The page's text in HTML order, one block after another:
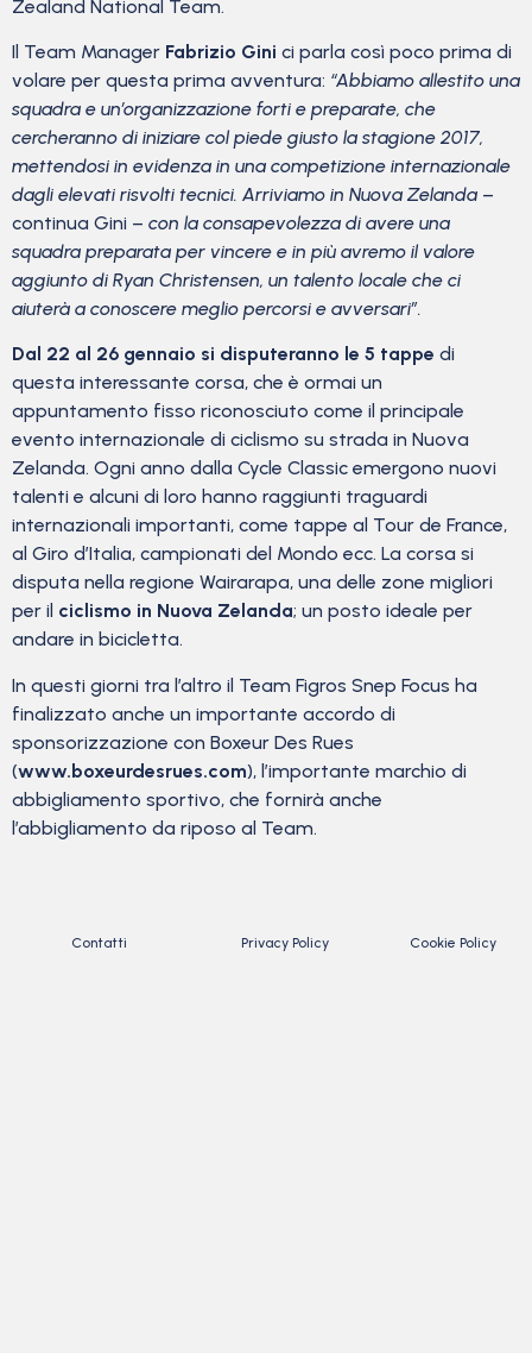
Zealand National Team.
Il Team Manager Fabrizio Gini ci parla così poco prima di
volare per questa prima avventura: “Abbiamo allestito una
squadra e un’organizzazione forti e preparate, che
cercheranno di iniziare col piede giusto la stagione 2017,
mettendosi in evidenza in una competizione internazionale
dagli elevati risvolti tecnici. Arriviamo in Nuova Zelanda –
continua Gini – con la consapevolezza di avere una
squadra preparata per vincere e in più avremo il valore
aggiunto di Ryan Christensen, un talento locale che ci
aiuterà a conoscere meglio percorsi e avversari”.
Dal 22 al 26 gennaio si disputeranno le 5 tappe di
questa interessante corsa, che è ormai un
appuntamento fisso riconosciuto come il principale
evento internazionale di ciclismo su strada in Nuova
Zelanda. Ogni anno dalla Cycle Classic emergono nuovi
talenti e alcuni di loro hanno raggiunti traguardi
internazionali importanti, come tappe al Tour de France,
al Giro d’Italia, campionati del Mondo ecc. La corsa si
disputa nella regione Wairarapa, una delle zone migliori
per il ciclismo in Nuova Zelanda; un posto ideale per
andare in bicicletta.
In questi giorni tra l’altro il Team Figros Snep Focus ha
finalizzato anche un importante accordo di
sponsorizzazione con Boxeur Des Rues
(www.boxeurdesrues.com), l’importante marchio di
abbigliamento sportivo, che fornirà anche
l’abbigliamento da riposo al Team.
Contatti Privacy Policy Cookie Policy